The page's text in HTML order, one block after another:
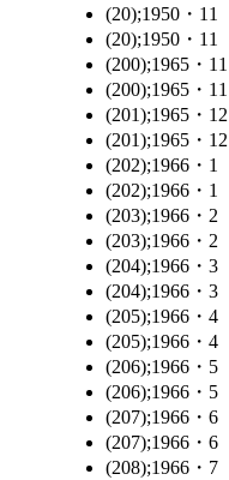
(20);1950・11
(20);1950・11
(200);1965・11
(200);1965・11
(201);1965・12
(201);1965・12
(202);1966・1
(202);1966・1
(203);1966・2
(203);1966・2
(204);1966・3
(204);1966・3
(205);1966・4
(205);1966・4
(206);1966・5
(206);1966・5
(207);1966・6
(207);1966・6
(208);1966・7